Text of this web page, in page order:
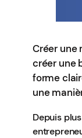
Créer une
créer une
forme
une
Depuis